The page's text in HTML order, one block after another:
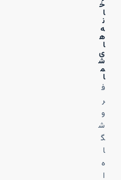
خ
ا
ن
ه‌
ه
ا
ی
ش
م
ا
ف
ر
و
ش
گ
ا
ه
ا